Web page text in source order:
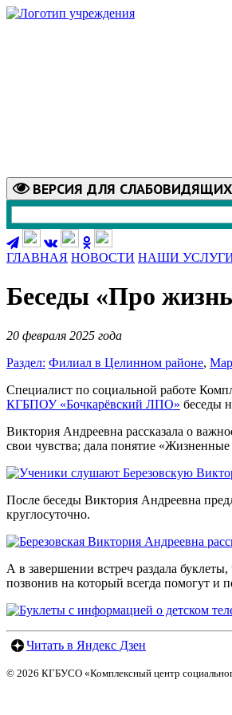
ВЕРСИЯ ДЛЯ СЛАБОВИДЯЩИХ
ГЛАВНАЯ НОВОСТИ НАШИ
Беседы «Про
20 февраля 2025 года
Раздел: Филиал в Целинном районе,
Специалист по социальной работе
КГБПОУ «Бочкарёвский ЛПО» беседы
Виктория Андреевна рассказала о
свои чувства; дала понятие
После беседы Виктория Андреевна
круглосуточно.
А в завершении встреч раздала
позвонив на который всегда помогут и
Читать в Яндекс Дзен
© 2026 КГБУСО «Комплексный центр